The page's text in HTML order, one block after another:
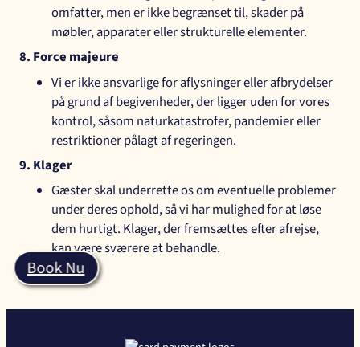
Book Nu
omfatter, men er ikke begrænset til, skader på
møbler, apparater eller strukturelle elementer.
8. Force majeure
Vi er ikke ansvarlige for aflysninger eller afbrydelser
på grund af begivenheder, der ligger uden for vores
kontrol, såsom naturkatastrofer, pandemier eller
restriktioner pålagt af regeringen.
9. Klager
Gæster skal underrette os om eventuelle problemer
under deres ophold, så vi har mulighed for at løse
dem hurtigt. Klager, der fremsættes efter afrejse,
kan være sværere at behandle.